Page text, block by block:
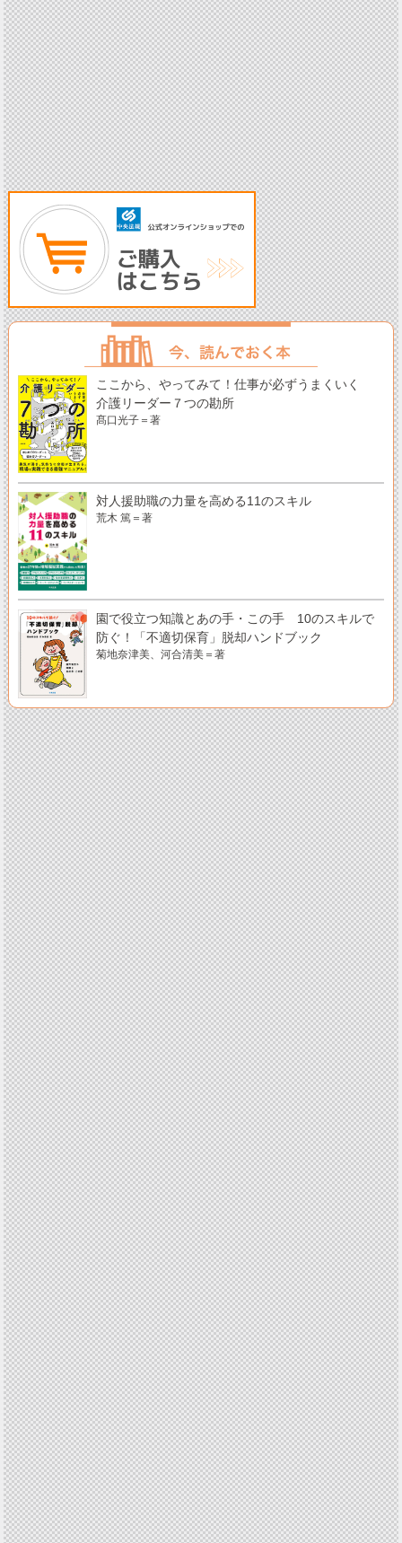
ここから、やってみて！仕事が必ずうまくいく
介護リーダー７つの勘所
髙口光子＝著
対人援助職の力量を高める11のスキル
荒木 篤＝著
園で役立つ知識とあの手・この手 10のスキルで
防ぐ！「不適切保育」脱却ハンドブック
菊地奈津美、河合清美＝著